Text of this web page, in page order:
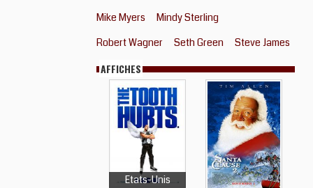
Mike Myers
Mindy Sterling
Robert Wagner
Seth Green Steve James
AFFICHES
Etats-Unis